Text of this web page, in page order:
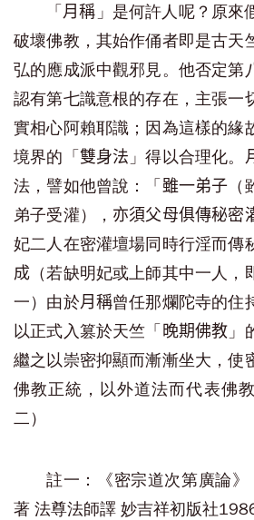
「 月稱 」是何許人呢？原來
破壞佛教，其始作俑者即是古天
弘的應成派中觀邪見。他否定第
認有第七識意根的存在，主張一
實相心阿賴耶識；因為這樣的緣
境界的「 雙身法 」得以合理化。
法，譬如他曾說：「 雖一弟子
弟子受灌）， 亦須父母俱傳秘密
妃二人在密灌壇場同時行淫而傳
成 （若缺明妃或上師其中一人
一）由於月稱曾任那爛陀寺的住
以正式入篡於天竺「 晚期佛教 」
繼之以崇密抑顯而漸漸坐大，使
佛教正統，以外道法而代表佛
二）
註一：《密宗道次第廣論
著 法尊法師譯 妙吉祥初版社